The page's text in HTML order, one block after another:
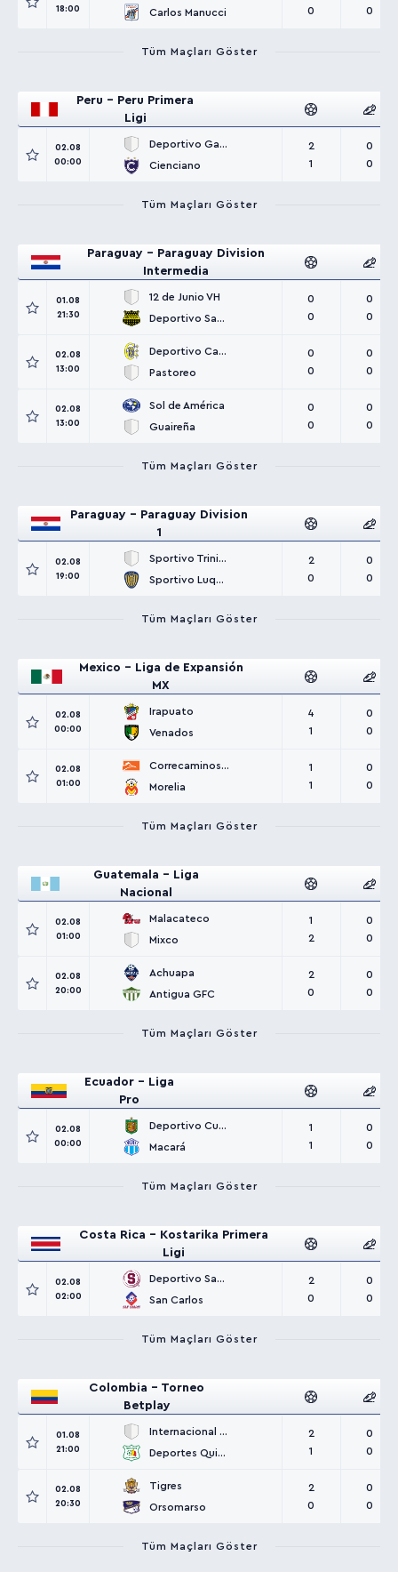
18:00
Carlos Manucci
0
0
Tüm Maçları Göster
Peru - Peru Primera
Ligi
02.08
00:00
Deportivo Garcilaso
Cienciano
2
1
0
0
Tüm Maçları Göster
Paraguay - Paraguay Division
Intermedia
01.08
21:30
12 de Junio VH
Deportivo Santaní
0
0
0
0
02.08
13:00
Deportivo Capiatá
Pastoreo
0
0
0
0
02.08
13:00
Sol de América
Guaireña
0
0
0
0
Tüm Maçları Göster
Paraguay - Paraguay Division
1
02.08
19:00
Sportivo Trinidense
Sportivo Luqueño
2
0
0
0
Tüm Maçları Göster
Mexico - Liga de Expansión
MX
02.08
00:00
Irapuato
Venados
4
1
0
0
02.08
01:00
Correcaminos UAT
Morelia
1
1
0
0
Tüm Maçları Göster
Guatemala - Liga
Nacional
02.08
01:00
Malacateco
Mixco
1
2
0
0
02.08
20:00
Achuapa
Antigua GFC
2
0
0
0
Tüm Maçları Göster
Ecuador - Liga
Pro
02.08
00:00
Deportivo Cuenca
Macará
1
1
0
0
Tüm Maçları Göster
Costa Rica - Kostarika Primera
Ligi
02.08
02:00
Deportivo Saprissa
San Carlos
2
0
0
0
Tüm Maçları Göster
Colombia - Torneo
Betplay
01.08
21:00
Internacional Palmira
Deportes Quindío
2
1
0
0
02.08
20:30
Tigres
Orsomarso
2
0
0
0
Tüm Maçları Göster